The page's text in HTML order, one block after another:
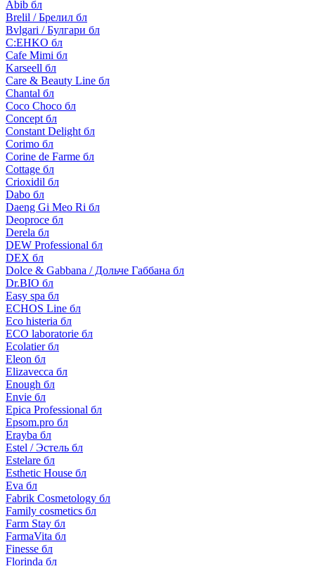
Abib бл
Brelil / Брелил бл
Bvlgari / Булгари бл
C:EHKO бл
Cafe Mimi бл
Karseell бл
Care & Beauty Line бл
Chantal бл
Coco Choco бл
Concept бл
Constant Delight бл
Corimo бл
Corine de Farme бл
Cottage бл
Crioxidil бл
Dabo бл
Daeng Gi Meo Ri бл
Deoproce бл
Derela бл
DEW Professional бл
DEX бл
Dolce & Gabbana / Дольче Габбана бл
Dr.BIO бл
Easy spa бл
ECHOS Line бл
Eco histeria бл
ECO laboratorie бл
Ecolatier бл
Eleon бл
Elizavecca бл
Enough бл
Envie бл
Epica Professional бл
Epsom.pro бл
Erayba бл
Estel / Эстель бл
Estelare бл
Esthetic House бл
Eva бл
Fabrik Cosmetology бл
Family cosmetics бл
Farm Stay бл
FarmaVita бл
Finesse бл
Florinda бл